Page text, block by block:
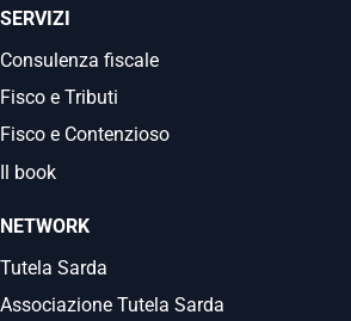
SERVIZI
Consulenza fiscale
Fisco e Tributi
Fisco e Contenzioso
Il book
NETWORK
Tutela Sarda
Associazione Tutela Sarda